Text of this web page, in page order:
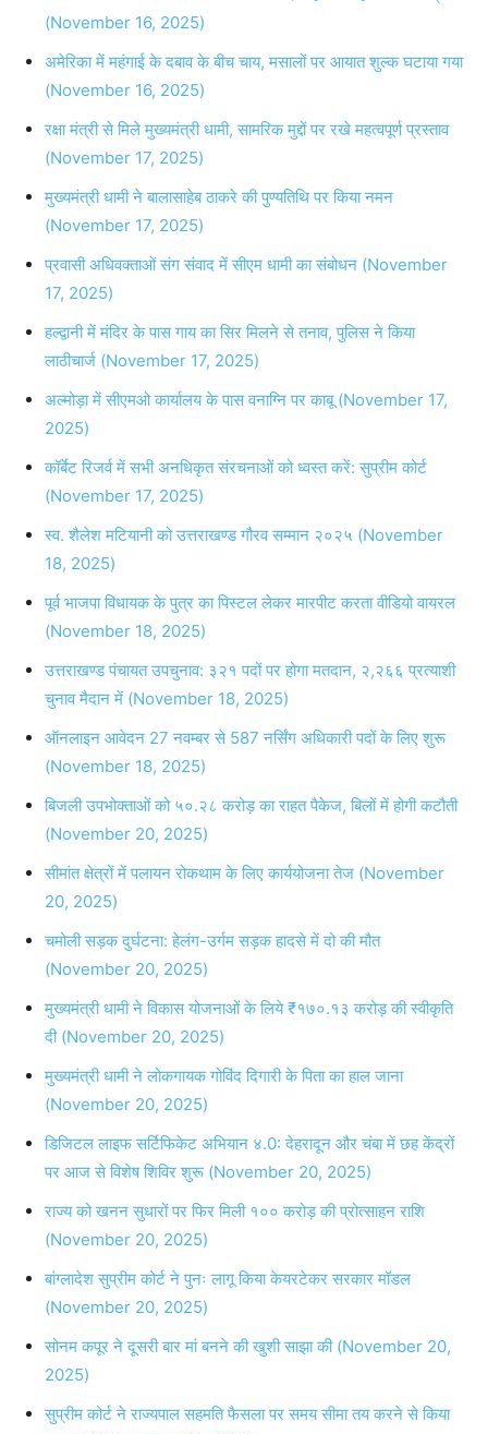
(November 16, 2025)
अमेरिका में महंगाई के दबाव के बीच चाय, मसालों पर आयात शुल्क घटाया गया
(November 16, 2025)
रक्षा मंत्री से मिले मुख्यमंत्री धामी, सामरिक मुद्दों पर रखे महत्वपूर्ण प्रस्ताव
(November 17, 2025)
मुख्यमंत्री धामी ने बालासाहेब ठाकरे की पुण्यतिथि पर किया नमन
(November 17, 2025)
प्रवासी अधिवक्ताओं संग संवाद में सीएम धामी का संबोधन (November
17, 2025)
हल्द्वानी में मंदिर के पास गाय का सिर मिलने से तनाव, पुलिस ने किया
लाठीचार्ज (November 17, 2025)
अल्मोड़ा में सीएमओ कार्यालय के पास वनाग्नि पर काबू (November 17,
2025)
कॉर्बेट रिजर्व में सभी अनधिकृत संरचनाओं को ध्वस्त करें: सुप्रीम कोर्ट
(November 17, 2025)
स्व. शैलेश मटियानी को उत्तराखण्ड गौरव सम्मान २०२५ (November
18, 2025)
पूर्व भाजपा विधायक के पुत्र का पिस्टल लेकर मारपीट करता वीडियो वायरल
(November 18, 2025)
उत्तराखण्ड पंचायत उपचुनाव: ३२१ पदों पर होगा मतदान, २,२६६ प्रत्याशी
चुनाव मैदान में (November 18, 2025)
ऑनलाइन आवेदन 27 नवम्बर से 587 नर्सिंग अधिकारी पदों के लिए शुरू
(November 18, 2025)
बिजली उपभोक्ताओं को ५०.२८ करोड़ का राहत पैकेज, बिलों में होगी कटौती
(November 20, 2025)
सीमांत क्षेत्रों में पलायन रोकथाम के लिए कार्ययोजना तेज (November
20, 2025)
चमोली सड़क दुर्घटना: हेलंग-उर्गम सड़क हादसे में दो की मौत
(November 20, 2025)
मुख्यमंत्री धामी ने विकास योजनाओं के लिये ₹१७०.१३ करोड़ की स्वीकृति
दी (November 20, 2025)
मुख्यमंत्री धामी ने लोकगायक गोविंद दिगारी के पिता का हाल जाना
(November 20, 2025)
डिजिटल लाइफ सर्टिफिकेट अभियान ४.0: देहरादून और चंबा में छह केंद्रों
पर आज से विशेष शिविर शुरू (November 20, 2025)
राज्य को खनन सुधारों पर फिर मिली १०० करोड़ की प्रोत्साहन राशि
(November 20, 2025)
बांग्लादेश सुप्रीम कोर्ट ने पुनः लागू किया केयरटेकर सरकार मॉडल
(November 20, 2025)
सोनम कपूर ने दूसरी बार मां बनने की खुशी साझा की (November 20,
2025)
सुप्रीम कोर्ट ने राज्यपाल सहमति फैसला पर समय सीमा तय करने से किया